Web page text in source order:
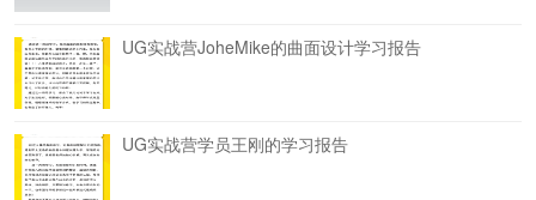
UG实战营JoheMike的曲面设计学习报告
UG实战营学员王刚的学习报告